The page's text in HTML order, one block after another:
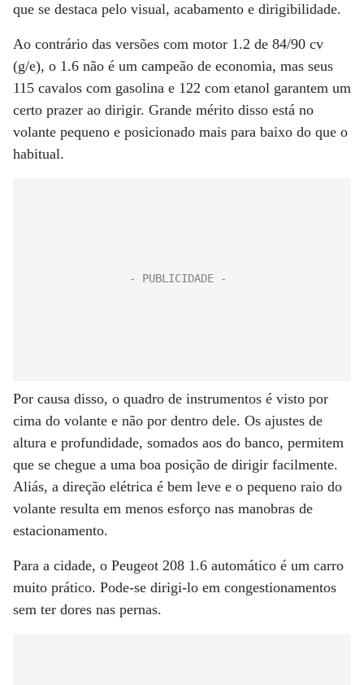
que se destaca pelo visual, acabamento e dirigibilidade.
Ao contrário das versões com motor 1.2 de 84/90 cv
(g/e), o 1.6 não é um campeão de economia, mas seus
115 cavalos com gasolina e 122 com etanol garantem um
certo prazer ao dirigir. Grande mérito disso está no
volante pequeno e posicionado mais para baixo do que o
habitual.
Por causa disso, o quadro de instrumentos é visto por
cima do volante e não por dentro dele. Os ajustes de
altura e profundidade, somados aos do banco, permitem
que se chegue a uma boa posição de dirigir facilmente.
Aliás, a direção elétrica é bem leve e o pequeno raio do
volante resulta em menos esforço nas manobras de
estacionamento.
Para a cidade, o Peugeot 208 1.6 automático é um carro
muito prático. Pode-se dirigi-lo em congestionamentos
sem ter dores nas pernas.